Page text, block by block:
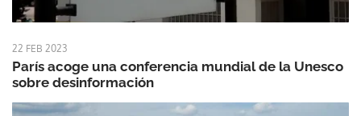
22 FEB 2023
París acoge una conferencia mundial de la Unesco
sobre desinformación